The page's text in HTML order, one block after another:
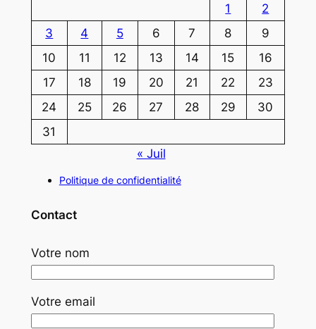
1
2
3
4 5 6 7 8
9
10
11 12 13 14 15
16
17
18 19 20 21 22
23
24
25 26 27 28 29
30
31
« Juil
Politique de confidentialité
Contact
Votre nom
Votre email